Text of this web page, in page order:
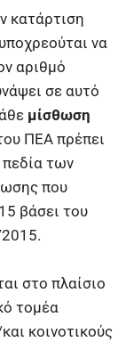
κατάρτιση
υποχρεούται να
αριθμό
σε αυτό
μίσθωση
ΠΕΑ πρέπει
των
που
βάσει του
στο πλαίσιο
τομέα
κοινοτικούς